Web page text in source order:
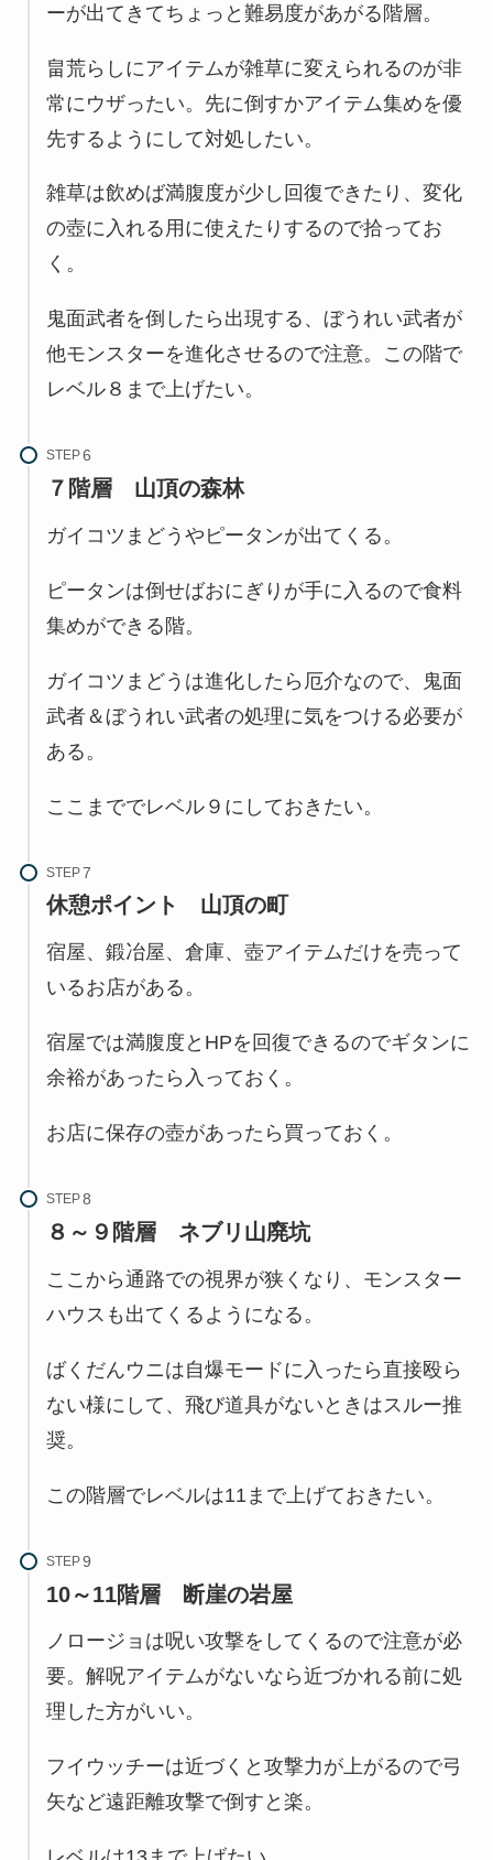
ーが出てきてちょっと難易度があがる階層。
畠荒らしにアイテムが雑草に変えられるのが非
常にウザったい。先に倒すかアイテム集めを優
先するようにして対処したい。
雑草は飲めば満腹度が少し回復できたり、変化
の壺に入れる用に使えたりするので拾ってお
く。
鬼面武者を倒したら出現する、ぼうれい武者が
他モンスターを進化させるので注意。この階で
レベル８まで上げたい。
STEP
７階層 山頂の森林
ガイコツまどうやピータンが出てくる。
ピータンは倒せばおにぎりが手に入るので食料
集めができる階。
ガイコツまどうは進化したら厄介なので、鬼面
武者＆ぼうれい武者の処理に気をつける必要が
ある。
ここまででレベル９にしておきたい。
STEP
休憩ポイント 山頂の町
宿屋、鍛冶屋、倉庫、壺アイテムだけを売って
いるお店がある。
宿屋では満腹度とHPを回復できるのでギタンに
余裕があったら入っておく。
お店に保存の壺があったら買っておく。
STEP
８～９階層 ネブリ山廃坑
ここから通路での視界が狭くなり、モンスター
ハウスも出てくるようになる。
ばくだんウニは自爆モードに入ったら直接殴ら
ない様にして、飛び道具がないときはスルー推
奨。
この階層でレベルは11まで上げておきたい。
STEP
10～11階層 断崖の岩屋
ノロージョは呪い攻撃をしてくるので注意が必
要。解呪アイテムがないなら近づかれる前に処
理した方がいい。
フイウッチーは近づくと攻撃力が上がるので弓
矢など遠距離攻撃で倒すと楽。